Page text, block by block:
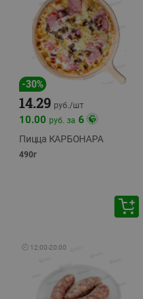
-30%
14.29 руб./шт
10.00 руб. за 6
Пицца КАРБОНАРА
490г
🕘 12:00-20:00